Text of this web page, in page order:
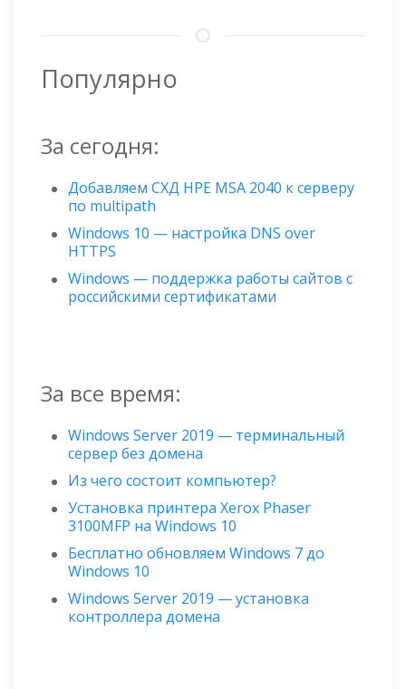
Популярно
За сегодня:
Добавляем СХД HPE MSA 2040 к серверу
по multipath
Windows 10 — настройка DNS over
HTTPS
Windows — поддержка работы сайтов с
российскими сертификатами
За все время:
Windows Server 2019 — терминальный
сервер без домена
Из чего состоит компьютер?
Установка принтера Xerox Phaser
3100MFP на Windows 10
Бесплатно обновляем Windows 7 до
Windows 10
Windows Server 2019 — установка
контроллера домена